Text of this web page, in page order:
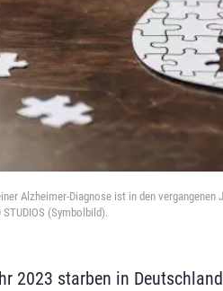
Alzheimer-Diagnose ist in den vergangenen
(Symbolbild).
2023 starben in